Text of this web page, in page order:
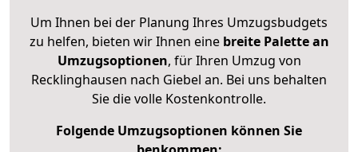
Um Ihnen bei der Planung Ihres Umzugsbudgets
zu helfen, bieten wir Ihnen eine breite Palette an
Umzugsoptionen, für Ihren Umzug von
Recklinghausen nach Giebel an. Bei uns behalten
Sie die volle Kostenkontrolle.
Folgende Umzugsoptionen können Sie